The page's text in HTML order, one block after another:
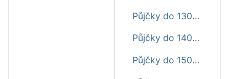
Půjčky do 13000 Kč ještě dnes
Půjčky do 14000 Kč ještě dnes
Půjčky do 15000 Kč ještě dnes